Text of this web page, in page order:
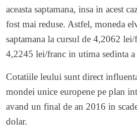
aceasta saptamana, insa in acest
fost mai reduse. Astfel, moneda
saptamana la cursul de 4,2062 lei/
4,2245 lei/franc in utima sedinta
Cotatiile leului sunt direct
mondei unice europene pe plan
avand un final de an 2016 in
dolar.